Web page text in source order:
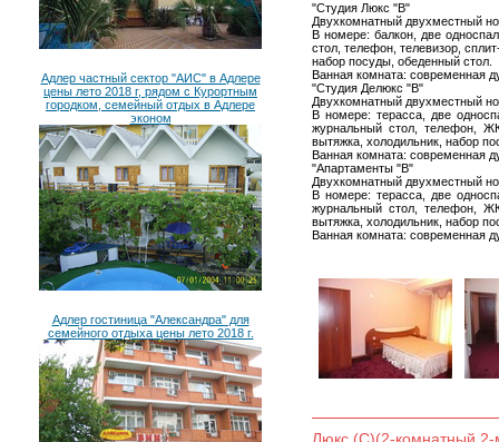
Адлер частный сектор "АИС" в Адлере
цены лето 2018 г, рядом с Курортным
городком, семейный отдых в Адлере
эконом
Адлер гостиница "Александра" для
семейного отдыха цены лето 2018 г.
"Студия Люкс "В"
Двухкомнатный двухместный
В номере: балкон, две
стол, телефон, телевизор,
набор посуды, обеденный стол.
Ванная комната: современная
"Студия Делюкс "В"
Двухкомнатный двухместный
В номере: терасса, две
журнальный стол, телефон, ЖК
вытяжка, холодильник, набор
Ванная комната: современная
"Апартаменты "В"
Двухкомнатный двухместный
В номере: терасса, две
журнальный стол, телефон, ЖК
вытяжка, холодильник, набор
Ванная комната: современная